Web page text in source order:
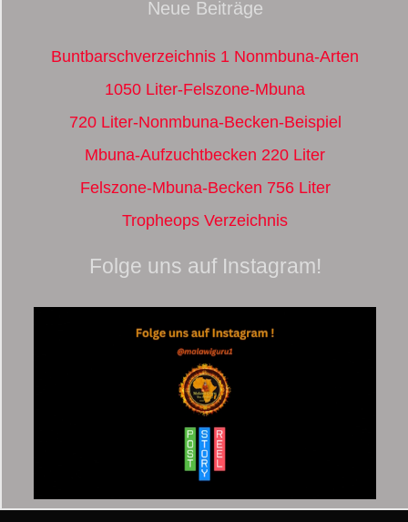
Neue Beiträge
Buntbarschverzeichnis 1 Nonmbuna-Arten
1050 Liter-Felszone-Mbuna
720 Liter-Nonmbuna-Becken-Beispiel
Mbuna-Aufzuchtbecken 220 Liter
Felszone-Mbuna-Becken 756 Liter
Tropheops Verzeichnis
Folge uns auf Instagram!